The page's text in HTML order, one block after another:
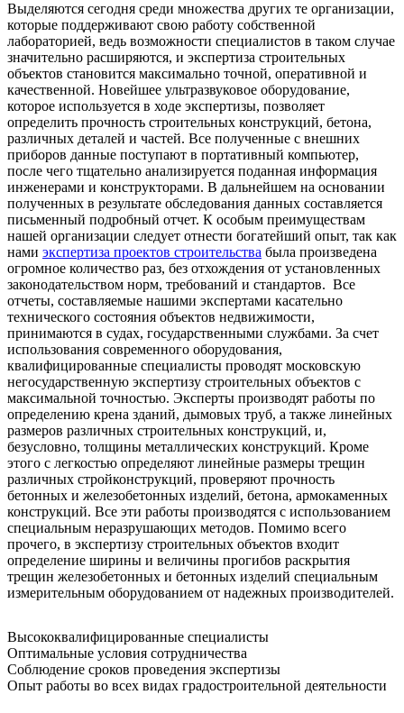
Выделяются сегодня среди множества других те организации,
которые поддерживают свою работу собственной
лабораторией, ведь возможности специалистов в таком случае
значительно расширяются, и экспертиза строительных
объектов становится максимально точной, оперативной и
качественной. Новейшее ультразвуковое оборудование,
которое используется в ходе экспертизы, позволяет
определить прочность строительных конструкций, бетона,
различных деталей и частей. Все полученные с внешних
приборов данные поступают в портативный компьютер,
после чего тщательно анализируется поданная информация
инженерами и конструкторами. В дальнейшем на основании
полученных в результате обследования данных составляется
письменный подробный отчет. К особым преимуществам
нашей организации следует отнести богатейший опыт, так как
нами экспертиза проектов строительства была произведена
огромное количество раз, без отхождения от установленных
законодательством норм, требований и стандартов. Все
отчеты, составляемые нашими экспертами касательно
технического состояния объектов недвижимости,
принимаются в судах, государственными службами. За счет
использования современного оборудования,
квалифицированные специалисты проводят московскую
негосударственную экспертизу строительных объектов с
максимальной точностью. Эксперты производят работы по
определению крена зданий, дымовых труб, а также линейных
размеров различных строительных конструкций, и,
безусловно, толщины металлических конструкций. Кроме
этого с легкостью определяют линейные размеры трещин
различных стройконструкций, проверяют прочность
бетонных и железобетонных изделий, бетона, армокаменных
конструкций. Все эти работы производятся с использованием
специальным неразрушающих методов. Помимо всего
прочего, в экспертизу строительных объектов входит
определение ширины и величины прогибов раскрытия
трещин железобетонных и бетонных изделий специальным
измерительным оборудованием от надежных производителей.
Высококвалифицированные специалисты
Оптимальные условия сотрудничества
Соблюдение сроков проведения экспертизы
Опыт работы во всех видах градостроительной деятельности